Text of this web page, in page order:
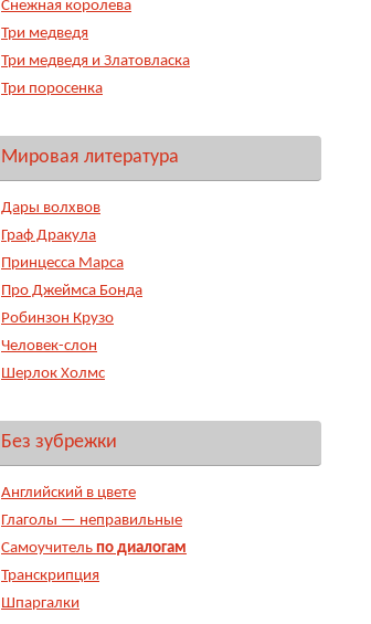
Снежная королева
Три медведя
Три медведя и Златовласка
Три поросенка
Мировая литература
Дары волхвов
Граф Дракула
Принцесса Марса
Про Джеймса Бонда
Робинзон Крузо
Человек-слон
Шерлок Холмс
Без зубрежки
Английский в цвете
Глаголы — неправильные
Самоучитель по диалогам
Транскрипция
Шпаргалки